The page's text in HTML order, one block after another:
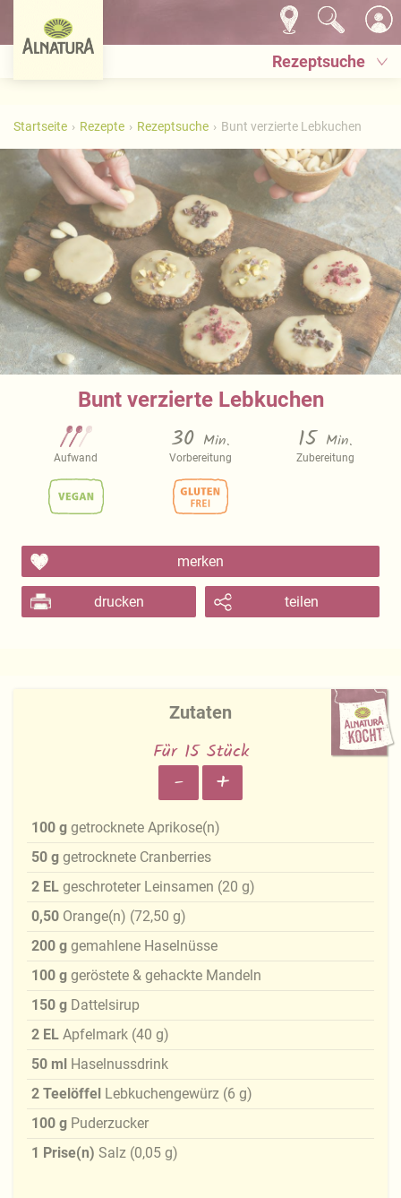
Rezeptsuche
Startseite Rezepte Rezeptsuche Bunt verzierte Lebkuchen
Bunt verzierte Lebkuchen
Aufwand
30 Min.
Vorbereitung
15 Min.
Zubereitung
merken
drucken teilen
Zutaten
Für 15 Stück
- +
100 g getrocknete Aprikose(n)
50 g getrocknete Cranberries
2 EL geschroteter Leinsamen (20 g)
0,50 Orange(n) (72,50 g)
200 g gemahlene Haselnüsse
100 g geröstete & gehackte Mandeln
150 g Dattelsirup
2 EL Apfelmark (40 g)
50 ml Haselnussdrink
2 Teelöffel Lebkuchengewürz (6 g)
100 g Puderzucker
1 Prise(n) Salz (0,05 g)